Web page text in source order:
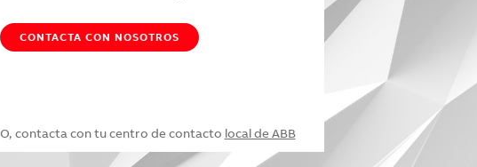
CONTACTA CON NOSOTROS
O, contacta con tu centro de contacto local de ABB